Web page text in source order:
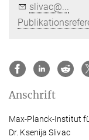
slivac@...
Anschrift
Max-Planck-Institut
Dr. Ksenija Slivac